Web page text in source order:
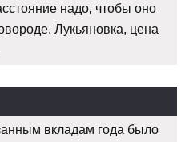
надо, чтобы оно
Лукьяновка, цена
вкладам года было